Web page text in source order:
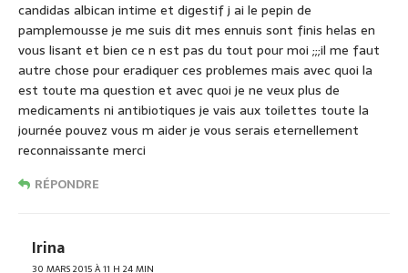
candidas albican intime et digestif j ai le pepin de
pamplemousse je me suis dit mes ennuis sont finis helas en
vous lisant et bien ce n est pas du tout pour moi ;;;il me faut
autre chose pour eradiquer ces problemes mais avec quoi la
est toute ma question et avec quoi je ne veux plus de
medicaments ni antibiotiques je vais aux toilettes toute la
journée pouvez vous m aider je vous serais eternellement
reconnaissante merci
RÉPONDRE
Irina
30 MARS 2015 À 11 H 24 MIN